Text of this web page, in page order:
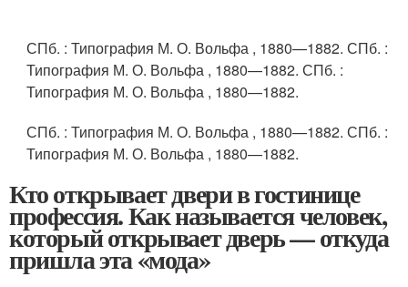
СПб. : Типография М. О. Вольфа , 1880—1882.СПб. :
Типография М. О. Вольфа , 1880—1882.СПб. :
Типография М. О. Вольфа , 1880—1882.
СПб. : Типография М. О. Вольфа , 1880—1882.СПб. :
Типография М. О. Вольфа , 1880—1882.
Кто открывает двери в гостинице
профессия. Как называется человек,
который открывает дверь — откуда
пришла эта «мода»